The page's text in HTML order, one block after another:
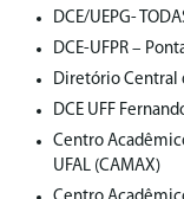
DCE/UEPG-
DCE-UFPR –
Diretório Central
DCE UFF
Centro
UFAL (CAMAX)